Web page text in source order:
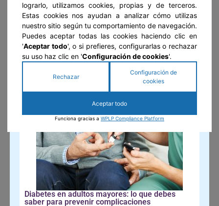
Suscribirse
GUÍA DEL ADULTO MAYOR
Diabetes en adultos mayores: lo que debes
saber para prevenir complicaciones
lograrlo, utilizamos cookies, propias y de terceros.
Estas cookies nos ayudan a analizar cómo utilizas
nuestro sitio según tu comportamiento de navegación.
Puedes aceptar todas las cookies haciendo clic en
'Aceptar todo', o si prefieres, configurarlas o rechazar
su uso haz clic en 'Configuración de cookies'.
Rechazar
Configuración de
cookies
Aceptar todo
Funciona gracias a WPLP Compliance Platform